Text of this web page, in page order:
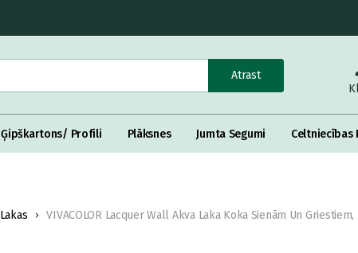
Atrast
Ģipškartons/ Profili Plāksnes Jumta Segumi Celtniecības
Lakas VIVACOLOR Lacquer Wall Akva Laka Koka Sienām Un